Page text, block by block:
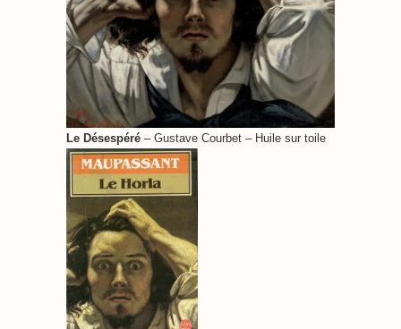
Le Désespéré – Gustave Courbet – Huile sur toile